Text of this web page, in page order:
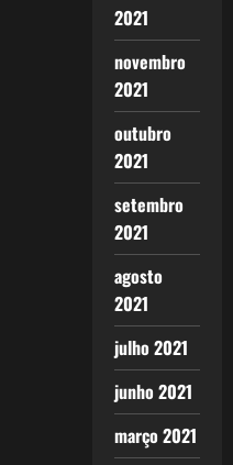
2021
novembro
2021
outubro
2021
setembro
2021
agosto
2021
julho 2021
junho 2021
março 2021